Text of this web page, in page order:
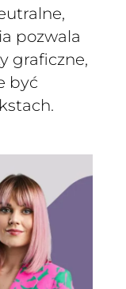
pozwala
graficzne,
być